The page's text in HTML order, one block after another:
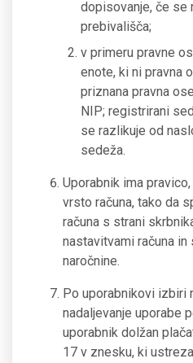
dopisovanje, če se
prebivališča;
v primeru pravne
enote, ki ni pravna
priznana pravna
NIP; registrirani
se razlikuje od
sedeža.
Uporabnik ima
vrsto računa, tako da
računa s strani
nastavitvami računa
naročnine.
Po uporabnikovi izbiri
nadaljevanje uporabe
uporabnik dolžan
17 v znesku, ki